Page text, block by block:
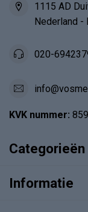
1115 AD
Nederland
020-
KVK nummer:
Categorieën
Informatie